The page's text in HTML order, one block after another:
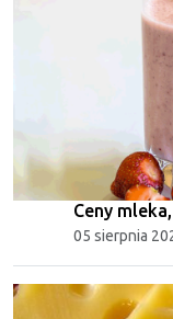
Ceny
05 sierpnia